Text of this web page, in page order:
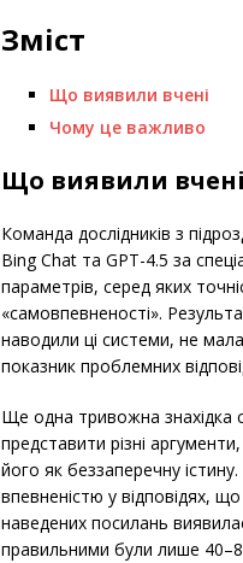
Зміст
Що виявили вчені
Чому це важливо
Що виявили вчені
Команда дослідників з
Bing Chat та GPT-4.5 за
параметрів, серед яких
«самовпевненості».
наводили ці системи, не
показник проблемних
Ще одна тривожна знахідка
представити різні
його як беззаперечну
впевненістю у відповідях,
наведених посилань
правильними були лише